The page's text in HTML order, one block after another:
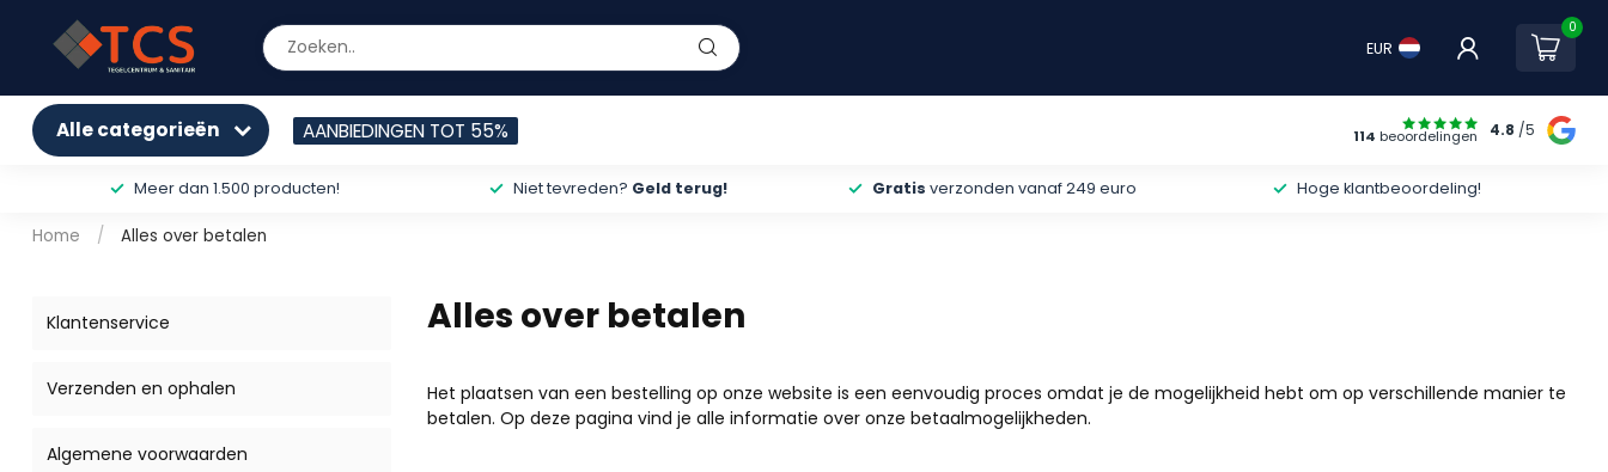
EUR
0
Alle categorieën AANBIEDINGEN TOT 55% 114 beoordelingen 4.8 /5
Meer dan 1.500 producten! Niet tevreden? Geld terug! Gratis verzonden vanaf 249 euro Hoge klantbeoordeling!
Home / Alles over betalen
Klantenservice
Verzenden en ophalen
Algemene voorwaarden
Alles over betalen
Het plaatsen van een bestelling op onze website is een eenvoudig proces omdat je de mogelijkheid hebt om op verschillende manier te
betalen. Op deze pagina vind je alle informatie over onze betaalmogelijkheden.